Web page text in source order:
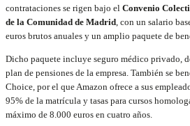
contrataciones se rigen bajo el Convenio
de la Comunidad de Madrid , con un salario
euros brutos anuales y un amplio paquete de
Dicho paquete incluye seguro médico privado,
plan de pensiones de la empresa. También se
Choice, por el que Amazon ofrece a sus
95% de la matrícula y tasas para cursos
máximo de 8.000 euros en cuatro años.